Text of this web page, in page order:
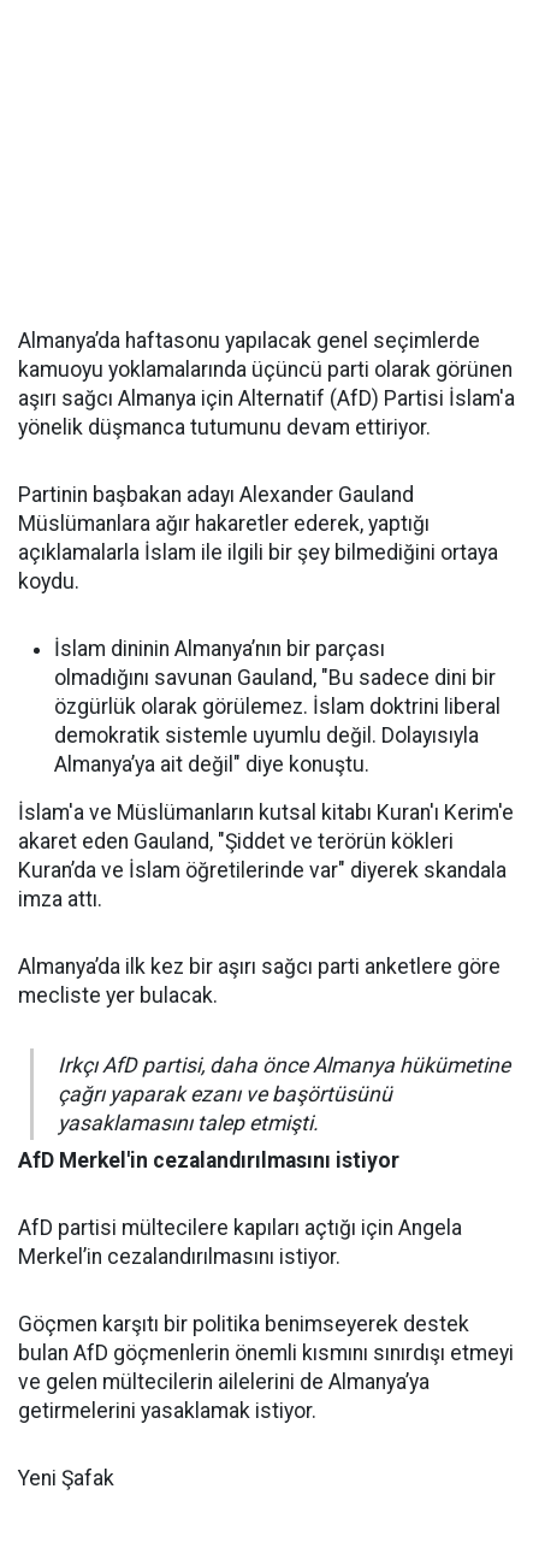
Almanya’da haftasonu yapılacak genel seçimlerde
kamuoyu yoklamalarında üçüncü parti olarak görünen
aşırı sağcı Almanya için Alternatif (AfD) Partisi İslam'a
yönelik düşmanca tutumunu devam ettiriyor.
Partinin başbakan adayı Alexander Gauland
Müslümanlara ağır hakaretler ederek, yaptığı
açıklamalarla İslam ile ilgili bir şey bilmediğini ortaya
koydu.
İslam dininin Almanya’nın bir parçası
olmadığını savunan Gauland, "Bu sadece dini bir
özgürlük olarak görülemez. İslam doktrini liberal
demokratik sistemle uyumlu değil. Dolayısıyla
Almanya’ya ait değil" diye konuştu.
İslam'a ve Müslümanların kutsal kitabı Kuran'ı Kerim'e
akaret eden Gauland, "Şiddet ve terörün kökleri
Kuran’da ve İslam öğretilerinde var" diyerek skandala
imza attı.
Almanya’da ilk kez bir aşırı sağcı parti anketlere göre
mecliste yer bulacak.
Irkçı AfD partisi, daha önce Almanya hükümetine
çağrı yaparak ezanı ve başörtüsünü
yasaklamasını talep etmişti.
AfD Merkel'in cezalandırılmasını istiyor
AfD partisi mültecilere kapıları açtığı için Angela
Merkel’in cezalandırılmasını istiyor.
Göçmen karşıtı bir politika benimseyerek destek
bulan AfD göçmenlerin önemli kısmını sınırdışı etmeyi
ve gelen mültecilerin ailelerini de Almanya’ya
getirmelerini yasaklamak istiyor.
Yeni Şafak